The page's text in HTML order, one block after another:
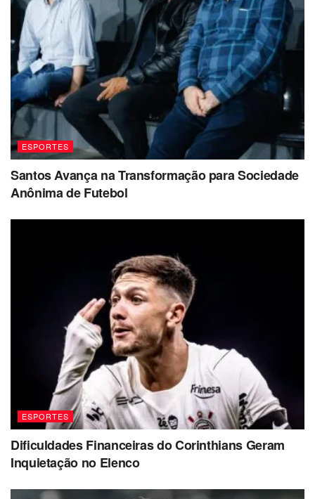
ESPORTES
Santos Avança na Transformação para Sociedade
Anônima de Futebol
ESPORTES
Dificuldades Financeiras do Corinthians Geram
Inquietação no Elenco